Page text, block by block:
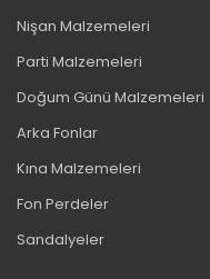
Nişan Malzemeleri
Parti Malzemeleri
Doğum Günü Malzemeleri
Arka Fonlar
Kına Malzemeleri
Fon Perdeler
Sandalyeler